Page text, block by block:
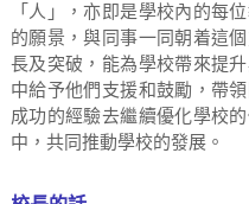
「人」，亦即是學校內的每
的願景，與同事一同朝着這
長及突破，能為學校帶來提
中給予他們支援和鼓勵，帶
成功的經驗去繼續優化學校
中，共同推動學校的發展。